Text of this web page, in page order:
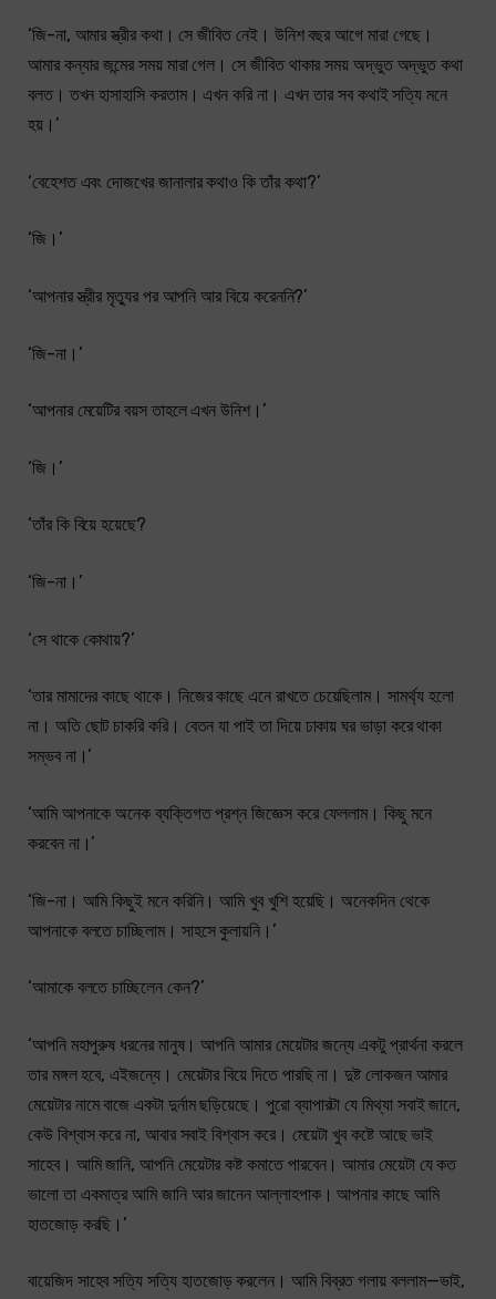
‘জি-না, আমার স্ত্রীর কথা। সে জীবিত নেই। উনিশ বছর আগে মারা গেছে।
আমার কন্যার জন্মের সময় মারা গেল। সে জীবিত থাকার সময় অদ্ভুত অদ্ভুত কথা
বলত। তখন হাসাহাসি করতাম। এখন করি না। এখন তার সব কথাই সত্যি মনে
হয়।’
‘বেহেশত এবং দোজখের জানালার কথাও কি তাঁর কথা?’
‘জি।’
‘আপনার স্ত্রীর মৃত্যুর পর আপনি আর বিয়ে করেননি?’
‘জি-না।’
‘আপনার মেয়েটির বয়স তাহলে এখন উনিশ।’
‘জি।’
‘তাঁর কি বিয়ে হয়েছে?
‘জি-না।’
‘সে থাকে কোথায়?’
‘তার মামাদের কাছে থাকে। নিজের কাছে এনে রাখতে চেয়েছিলাম। সামর্থ্য হলো
না। অতি ছোট চাকরি করি। বেতন যা পাই তা দিয়ে ঢাকায় ঘর ভাড়া করে থাকা
সম্ভব না।’
‘আমি আপনাকে অনেক ব্যক্তিগত প্রশ্ন জিজ্ঞেস করে ফেললাম। কিছু মনে
করবেন না।’
‘জি-না। আমি কিছুই মনে করিনি। আমি খুব খুশি হয়েছি। অনেকদিন থেকে
আপনাকে বলতে চাচ্ছিলাম। সাহসে কুলায়নি।’
‘আমাকে বলতে চাচ্ছিলেন কেন?’
‘আপনি মহাপুরুষ ধরনের মানুষ। আপনি আমার মেয়েটার জন্যে একটু প্রার্থনা করলে
তার মঙ্গল হবে, এইজন্যে। মেয়েটার বিয়ে দিতে পারছি না। দুষ্ট লোকজন আমার
মেয়েটার নামে বাজে একটা দুর্নাম ছড়িয়েছে। পুরো ব্যাপারটা যে মিথ্যা সবাই জানে,
কেউ বিশ্বাস করে না, আবার সবাই বিশ্বাস করে। মেয়েটা খুব কষ্টে আছে ভাই
সাহেব। আমি জানি, আপনি মেয়েটার কষ্ট কমাতে পারবেন। আমার মেয়েটা যে কত
ভালো তা একমাত্র আমি জানি আর জানেন আল্লাহপাক। আপনার কাছে আমি
হাতজোড় করছি।’
বায়েজিদ সাহেব সত্যি সত্যি হাতজোড় করলেন। আমি বিব্রত গলায় বললাম—ভাই,